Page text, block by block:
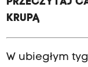
KRUPĄ
W ubiegłym